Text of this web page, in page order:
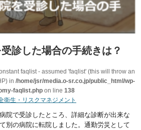
診した場合の手続きは？
faqlist - assumed 'faqlist' (this will throw an
in /home/jsr/media.o-sr.co.jp/public_html/wp-
faqlist.php on line 138
衛生・リスクマネジメント
院で受診したところ、詳細な診断が出来な
別の病院に転院しました。通勤労災として